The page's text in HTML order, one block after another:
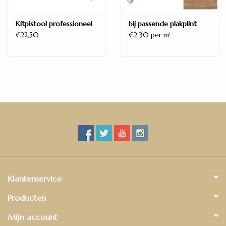
Kitpistool professioneel
€22,50
bij passende plakplint
€2.30 per m1
Klantenservice
Producten
Mijn account